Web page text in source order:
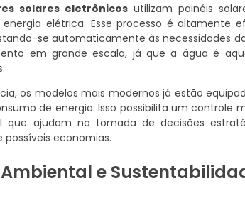
solares eletrônicos utilizam painéis
elétrica. Esse processo é altamente
se automaticamente às necessidades
em grande escala, já que a água é
os modelos mais modernos já estão
de energia. Isso possibilita um controle
ajudam na tomada de decisões
economias.
e